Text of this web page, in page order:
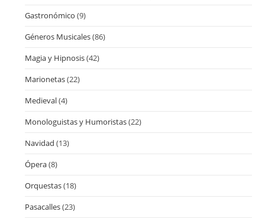
Gastronómico (9)
Géneros Musicales(86)
Magia y Hipnosis(42)
Marionetas(22)
Medieval(4)
Monologuistas y Humoristas(22)
Navidad (13)
Ópera(8)
Orquestas(18)
Pasacalles(23)